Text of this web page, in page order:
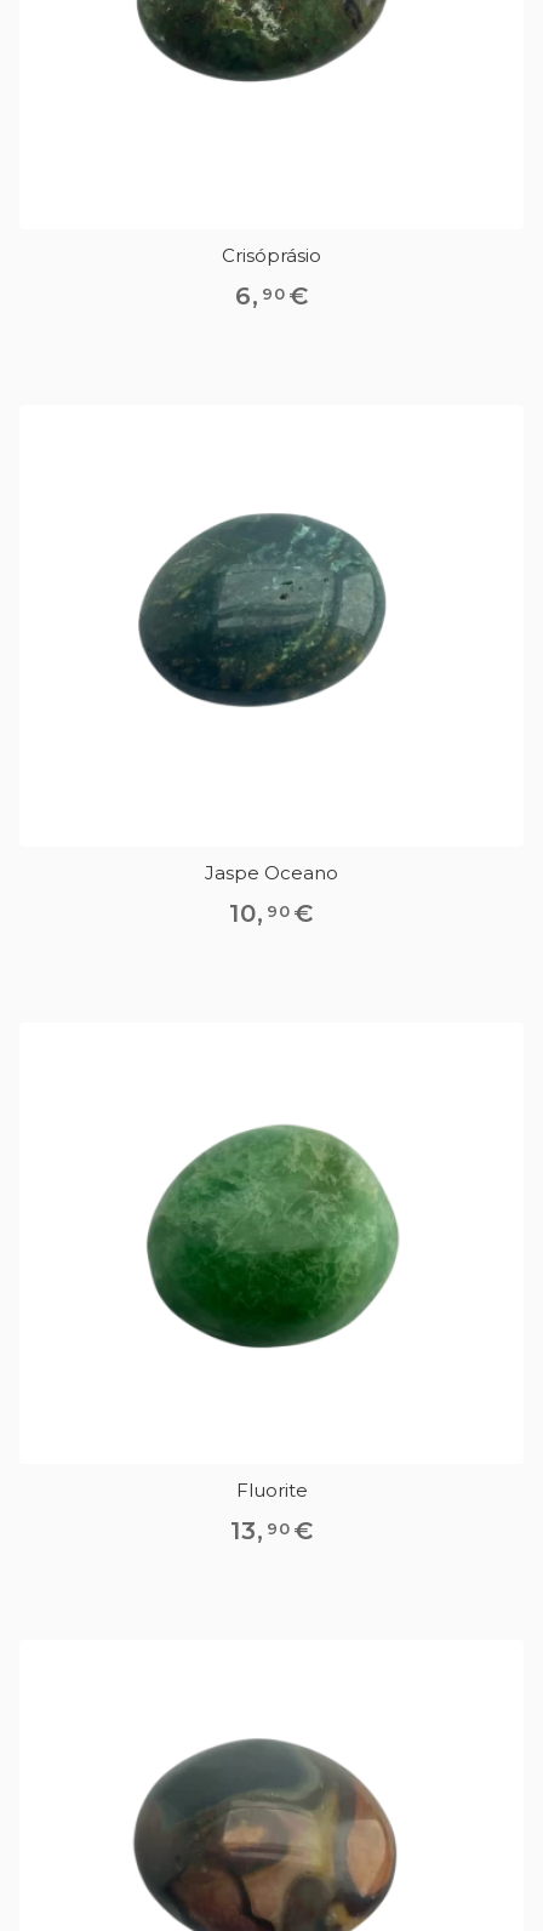
Crisóprásio
6, 90 €
Jaspe Oceano
10, 90 €
Fluorite
13, 90 €